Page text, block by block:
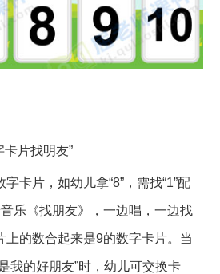
片找明友”
片，如幼儿拿“8”，需找“1”配
乐《找朋友》，一边唱，一边找
上的数合起来是9的数字卡片。当
我的好朋友”时，幼儿可交换卡